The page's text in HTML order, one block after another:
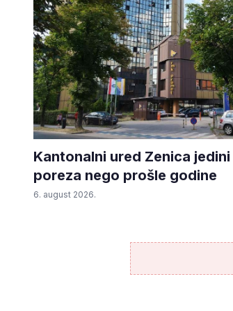
Kantonalni ured Zenica
poreza nego prošle godine
6. august 2026.